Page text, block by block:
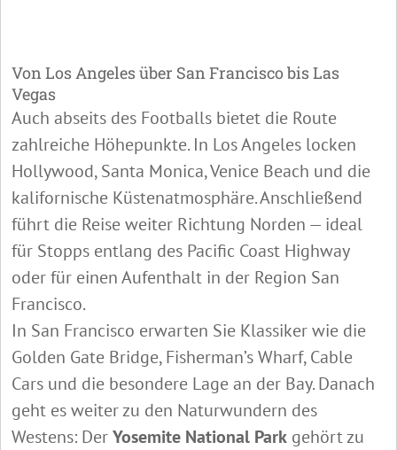
Von Los Angeles über San Francisco bis Las
Vegas
Auch abseits des Footballs bietet die Route
zahlreiche Höhepunkte. In Los Angeles locken
Hollywood, Santa Monica, Venice Beach und die
kalifornische Küstenatmosphäre. Anschließend
führt die Reise weiter Richtung Norden — ideal
für Stopps entlang des Pacific Coast Highway
oder für einen Aufenthalt in der Region San
Francisco.
In San Francisco erwarten Sie Klassiker wie die
Golden Gate Bridge, Fisherman’s Wharf, Cable
Cars und die besondere Lage an der Bay. Danach
geht es weiter zu den Naturwundern des
Westens: DerYosemite National Park gehört zu